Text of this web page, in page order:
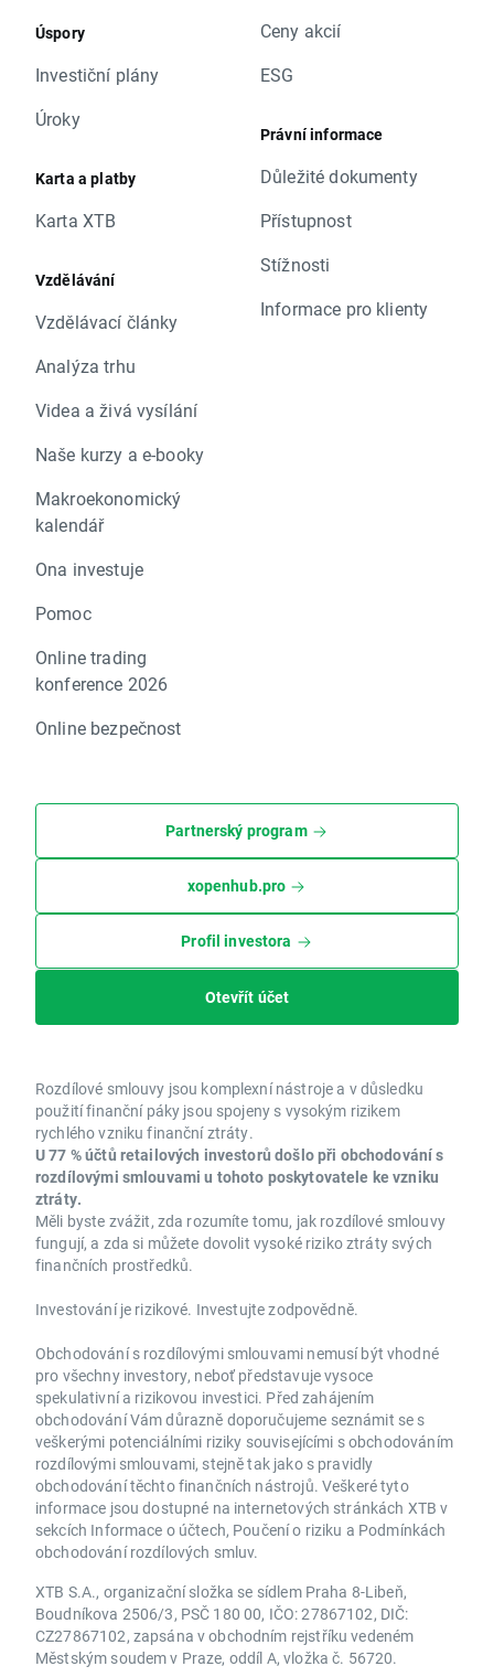
Úspory
Investiční plány
Úroky
Karta a platby
Karta XTB
Vzdělávání
Vzdělávací články
Analýza trhu
Videa a živá vysílání
Naše kurzy a e-booky
Makroekonomický
kalendář
Ona investuje
Pomoc
Online trading
konference 2026
Online bezpečnost
Ceny akcií
ESG
Právní informace
Důležité dokumenty
Přístupnost
Stížnosti
Informace pro klienty
Partnerský program
xopenhub.pro
Profil investora
Otevřít účet
Rozdílové smlouvy jsou komplexní nástroje a v důsledku
použití finanční páky jsou spojeny s vysokým rizikem
rychlého vzniku finanční ztráty.
U 77 % účtů retailových investorů došlo při obchodování s
rozdílovými smlouvami u tohoto poskytovatele ke vzniku
ztráty.
Měli byste zvážit, zda rozumíte tomu, jak rozdílové smlouvy
fungují, a zda si můžete dovolit vysoké riziko ztráty svých
finančních prostředků.
Investování je rizikové. Investujte zodpovědně.
Obchodování s rozdílovými smlouvami nemusí být vhodné
pro všechny investory, neboť představuje vysoce
spekulativní a rizikovou investici. Před zahájením
obchodování Vám důrazně doporučujeme seznámit se s
veškerými potenciálními riziky souvisejícími s obchodováním
rozdílovými smlouvami, stejně tak jako s pravidly
obchodování těchto finančních nástrojů. Veškeré tyto
informace jsou dostupné na internetových stránkách XTB v
sekcích Informace o účtech, Poučení o riziku a Podmínkách
obchodování rozdílových smluv.
XTB S.A., organizační složka se sídlem Praha 8-Libeň,
Boudníkova 2506/3, PSČ 180 00, IČO: 27867102, DIČ:
CZ27867102, zapsána v obchodním rejstříku vedeném
Městským soudem v Praze, oddíl A, vložka č. 56720.